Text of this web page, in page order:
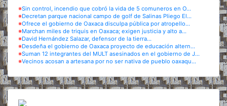
※Sin control, incendio que cobró la vida de 5 comuneros en O...
※Decretan parque nacional campo de golf de Salinas Pliego El...
※Ofrece el gobierno de Oaxaca disculpa pública por atropello...
※Marchan miles de triquis en Oaxaca; exigen justicia y alto a...
※David Hernández Salazar, defensor de la tierra...
※Desdeña el gobierno de Oaxaca proyecto de educación altern...
※Suman 12 integrantes del MULT asesinados en el gobierno de J...
※Vecinos acosan a artesana por no ser nativa de pueblo oaxaqu...